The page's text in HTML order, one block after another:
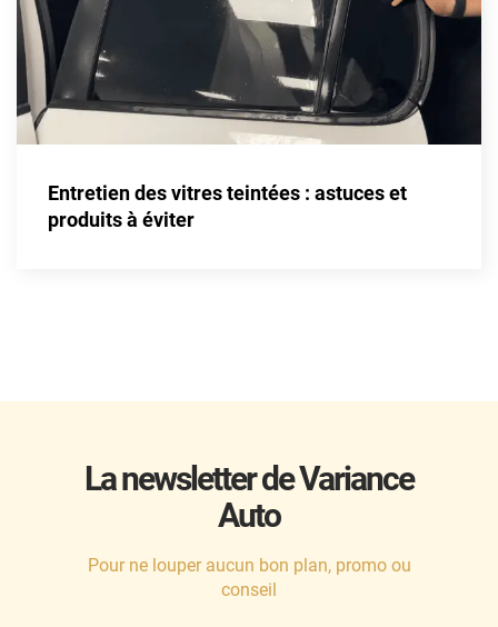
Entretien des vitres teintées : astuces et
produits à éviter
La newsletter de Variance
Auto
Pour ne louper aucun bon plan, promo ou
conseil